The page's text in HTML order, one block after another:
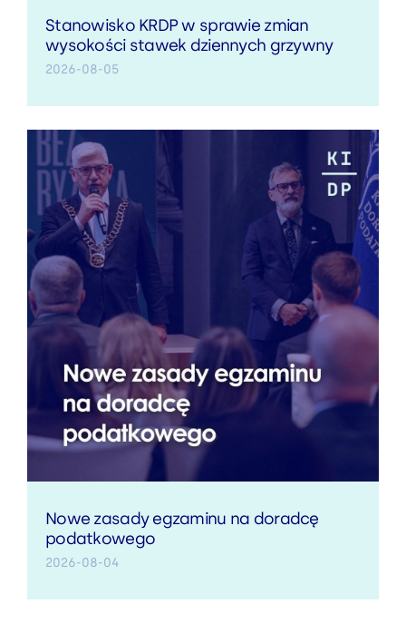
Stanowisko KRDP w sprawie zmian
wysokości stawek dziennych grzywny
2026-08-05
Nowe zasady egzaminu na doradcę
podatkowego
2026-08-04